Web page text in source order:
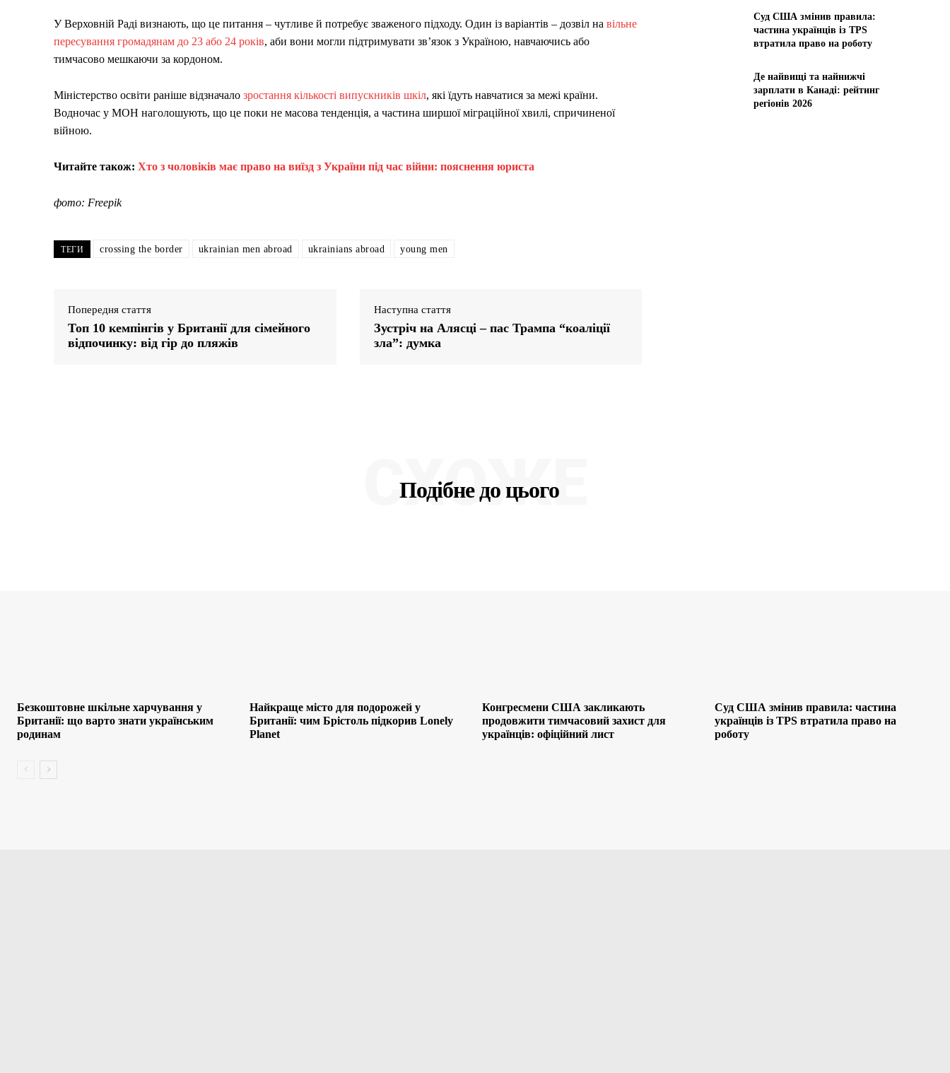
У Верховній Раді визнають, що це питання – чутливе й потребує зваженого підходу. Один із варіантів – дозвіл на вільне
пересування громадянам до 23 або 24 років, аби вони могли підтримувати зв’язок з Україною, навчаючись або
тимчасово мешкаючи за кордоном.
Міністерство освіти раніше відзначало зростання кількості випускників шкіл, які їдуть навчатися за межі країни.
Водночас у МОН наголошують, що це поки не масова тенденція, а частина ширшої міграційної хвилі, спричиненої
війною.
Читайте також: Хто з чоловіків має право на виїзд з України під час війни: пояснення юриста
фото: Freepik
ТЕГИ crossing the border ukrainian men abroad ukrainians abroad young men
Попередня стаття
Топ 10 кемпінгів у Британії для сімейного
відпочинку: від гір до пляжів
Наступна стаття
Зустріч на Алясці – пас Трампа “коаліції
зла”: думка
Суд США змінив правила:
частина українців із TPS
втратила право на роботу
Де найвищі та найнижчі
зарплати в Канаді: рейтинг
регіонів 2026
Подібне до цього
СХОЖЕ
Безкоштовне шкільне харчування у
Британії: що варто знати українським
родинам
Найкраще місто для подорожей у
Британії: чим Брістоль підкорив Lonely
Planet
Конгресмени США закликають
продовжити тимчасовий захист для
українців: офіційний лист
Суд США змінив правила: частина
українців із TPS втратила право на
роботу